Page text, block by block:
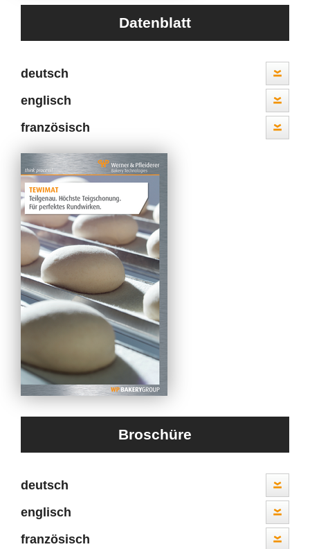
Datenblatt
deutsch
englisch
französisch
Broschüre
deutsch
englisch
französisch